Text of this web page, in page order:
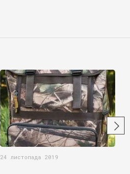
24 листопада 2019